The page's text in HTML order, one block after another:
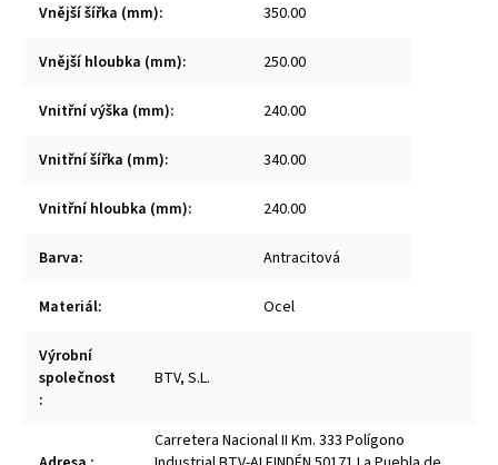
Vnější šířka (mm): 350.00
Vnější hloubka (mm): 250.00
Vnitřní výška (mm): 240.00
Vnitřní šířka (mm): 340.00
Vnitřní hloubka (mm): 240.00
Barva: Antracitová
Materiál: Ocel
Výrobní
společnost
:
BTV, S.L.
Carretera Nacional II Km. 333 Polígono